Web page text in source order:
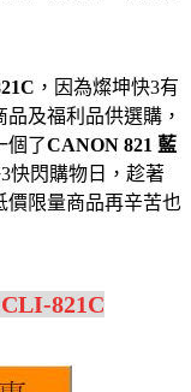
，因為燦坤快3有
及福利品供選購，
個了CANON 821 藍
快閃購物日，趁著
價限量商品再辛苦也
821C